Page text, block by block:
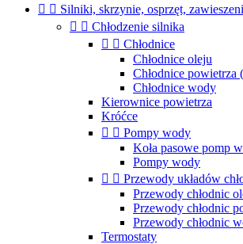
  Silniki, skrzynie, osprzęt,
  Chłodzenie silnika
  Chłodnice
Chłodnice oleju
Chłodnice powietrza
Chłodnice wody
Kierownice powietrza
Króćce
  Pompy wody
Koła pasowe pomp
Pompy wody
  Przewody układów
Przewody chłodnic
Przewody chłodnic
Przewody chłodnic
Termostaty